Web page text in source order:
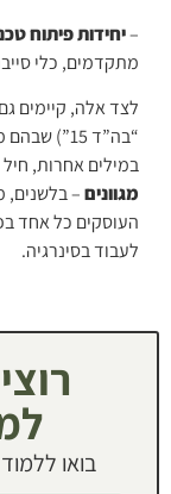
–יחידות פיתוח
מתקדמים, כלי
לצד אלה, קיימים
“בה”ד
במילים אחרות,
מגוונים– בלשנים,
העוסקים כל אחד
לעבוד בסינרגיה.
בואו